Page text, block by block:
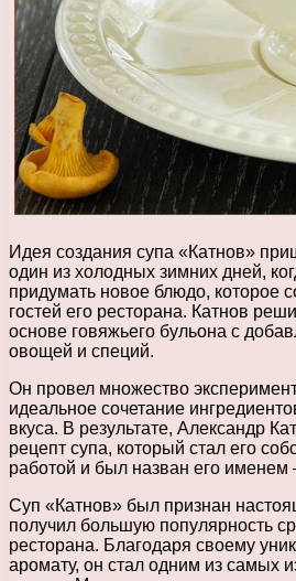
Идея создания супа «Катнов»
один из холодных зимних дней,
придумать новое блюдо, которое
гостей его ресторана. Катнов
основе говяжьего бульона с
овощей и специй.
Он провел множество
идеальное сочетание
вкуса. В результате, Александр
рецепт супа, который стал его
работой и был назван его
Суп «Катнов» был признан
получил большую популярность
ресторана. Благодаря своему
аромату, он стал одним из самых